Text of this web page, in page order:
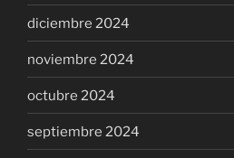
diciembre 2024
noviembre 2024
octubre 2024
septiembre 2024